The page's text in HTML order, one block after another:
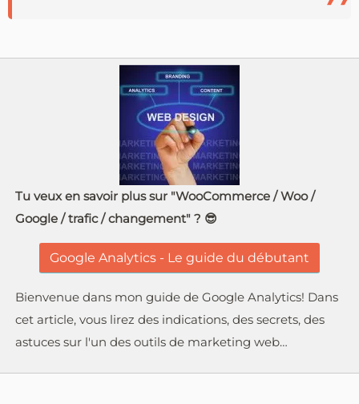
Tu veux en savoir plus sur "WooCommerce / Woo /
Google / trafic / changement" ? 😎
Google Analytics - Le guide du débutant
Bienvenue dans mon guide de Google Analytics! Dans
cet article, vous lirez des indications, des secrets, des
astuces sur l'un des outils de marketing web…